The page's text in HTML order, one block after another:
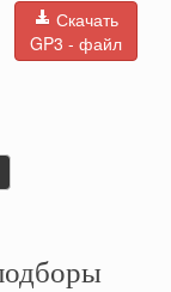
Скачать
GP3 - файл